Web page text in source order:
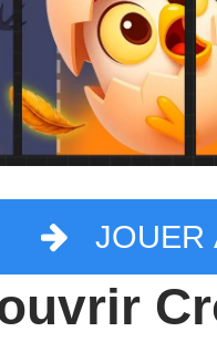
JOUER